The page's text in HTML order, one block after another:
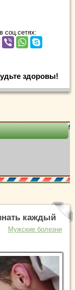
соц.сетях:
здоровы!
каждый
Мужские болезни